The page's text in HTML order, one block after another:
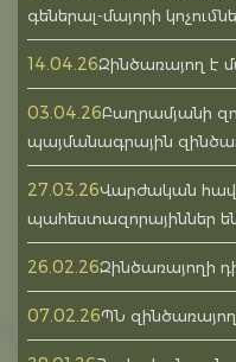
գեներալ-մայորի
14.04.26Զինծառայող է
03.04.26Բաղրամյանի
պայմանագրային
27.03.26Վարժական
պահեստազորայիններ
26.02.26Զինծառայողի
07.02.26ՊՆ